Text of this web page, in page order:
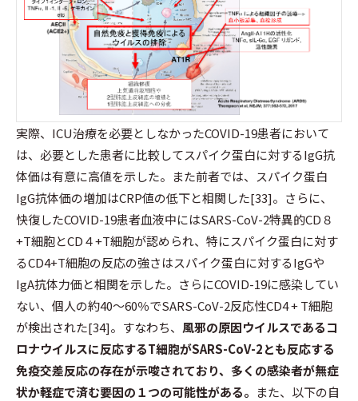
実際、ICU治療を必要としなかったCOVID-19患者において
は、必要とした患者に比較してスパイク蛋白に対するIgG抗
体価は有意に高値を示した。また前者では、スパイク蛋白
IgG抗体価の増加はCRP値の低下と相関した[33]。さらに、
快復したCOVID-19患者血液中にはSARS-CoV-2特異的CD８
+T細胞とCD４+T細胞が認められ、特にスパイク蛋白に対す
るCD4+T細胞の反応の強さはスパイク蛋白に対するIgGや
IgA抗体力価と相関を示した。さらにCOVID-19に感染してい
ない、個人の約40〜60％でSARS-CoV-2反応性CD4 + T細胞
が検出された[34]。すなわち、 風邪の原因ウイルスであるコ
ロナウイルスに反応するT細胞がSARS-CoV-2とも反応する
免疫交差反応の存在が示唆されており、多くの感染者が無症
状か軽症で済む要因の１つの可能性がある。 また、以下の自